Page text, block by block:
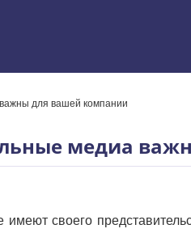
для вашей компании
медиа
своего